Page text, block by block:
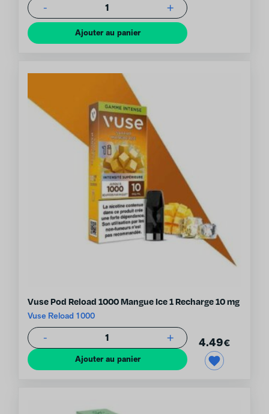
- 1 +
Ajouter au panier
Vuse Pod Reload 1000 Mangue Ice 1 Recharge 10 mg
Vuse Reload 1000
- 1 +
Ajouter au panier
4.49€